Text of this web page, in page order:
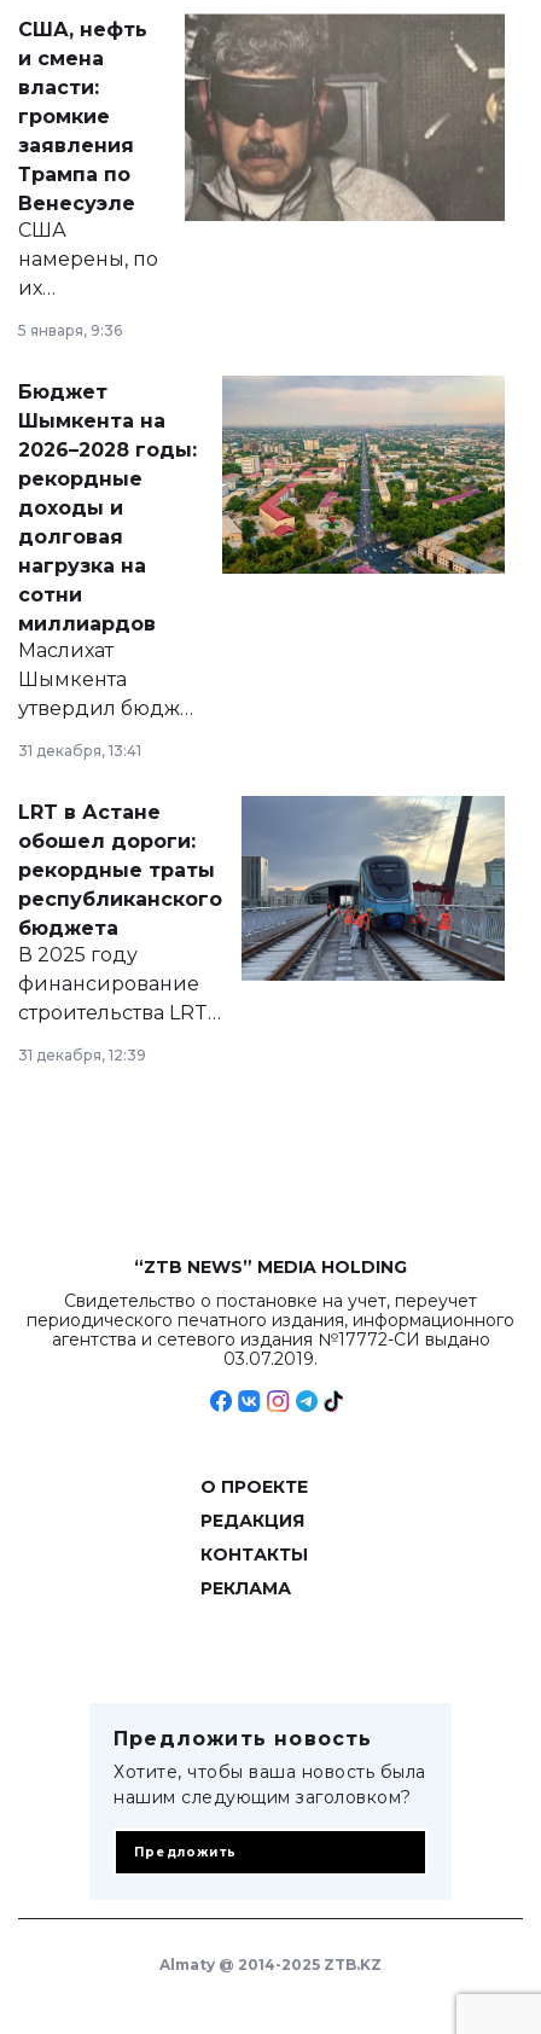
актуальных тем —
от слухов о
политических
реформах до
вопросов армии,
экономики и
личного здоровья.
США, нефть
и смена
власти:
громкие
заявления
Трампа по
Венесуэле
США
намерены, по
их
принести
народу
Венесуэлы.
5 января, 9:36
Бюджет
Шымкента на
2026–2028 годы:
рекордные
доходы и
долговая
нагрузка на
сотни
миллиардов
Маслихат
Шымкента
утвердил бюджет
города на 2026–
2028 годы.
документ
появился в базе
нормативных
правовых актов и
на сайте маслихат
города.
31 декабря, 13:41
LRT в Астане
обошел дороги:
рекордные траты
республиканского
бюджета
В 2025 году
финансирование
строительства LRT
в Астане из
республиканского
31 декабря, 12:39
“ZTB NEWS” MEDIA HOLDING
Свидетельство о постановке на учет, переучет
периодического печатного издания, информационного
агентства и сетевого издания №17772-СИ выдано
03.07.2019.
О ПРОЕКТЕ
РЕДАКЦИЯ
КОНТАКТЫ
РЕКЛАМА
Предложить новость
Хотите, чтобы ваша новость была
нашим следующим заголовком?
Предложить
Almaty @ 2014-2025 ZTB.KZ